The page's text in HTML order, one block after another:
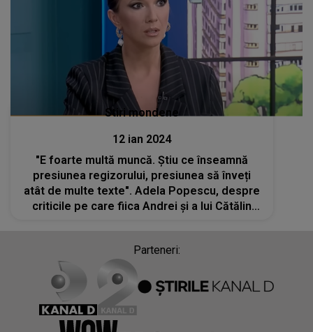
Stiri mondene
12 ian 2024
"E foarte multă muncă. Știu ce înseamnă
presiunea regizorului, presiunea să înveți
atât de multe texte". Adela Popescu, despre
criticile pe care fiica Andrei și a lui Cătălin
Parteneri: